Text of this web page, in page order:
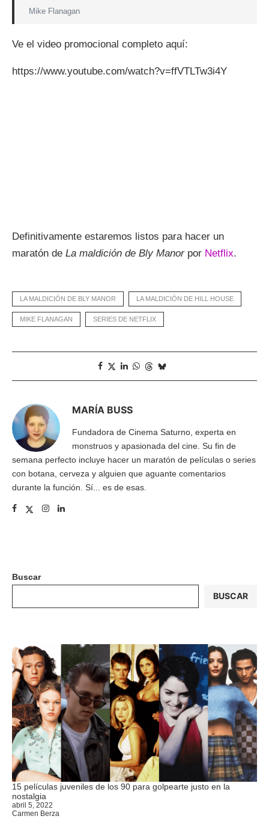
Mike Flanagan
Ve el video promocional completo aquí:
https://www.youtube.com/watch?v=ffVTLTw3i4Y
Definitivamente estaremos listos para hacer un
maratón de La maldición de Bly Manorpor Netflix.
LA MALDICIÓN DE BLY MANOR LA MALDICIÓN DE HILL HOUSE
MIKE FLANAGAN SERIES DE NETFLIX
MARÍA BUSS
Fundadora de Cinema Saturno, experta en
monstruos y apasionada del cine. Su fin de
semana perfecto incluye hacer un maratón de películas o series
con botana, cerveza y alguien que aguante comentarios
durante la función. Sí... es de esas.
Buscar
BUSCAR
15 películas juveniles de los 90 para golpearte justo en la
nostalgia
abril 5, 2022
Carmen Berza